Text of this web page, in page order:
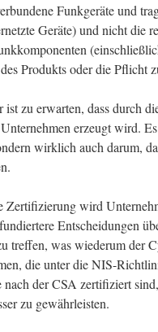
Funkgeräte und
Geräte) und nicht die
Produkts oder die Pflicht
ist zu erwarten, dass durch
erzeugt wird.
wirklich auch darum,
Zertifizierung wird
Entscheidungen
treffen, was wiederum der
die unter die NIS-
der CSA zertifiziert
zu gewährleisten.